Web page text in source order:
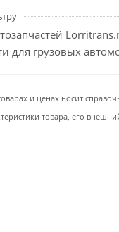
для грузовых
и ценах носит
товара, его